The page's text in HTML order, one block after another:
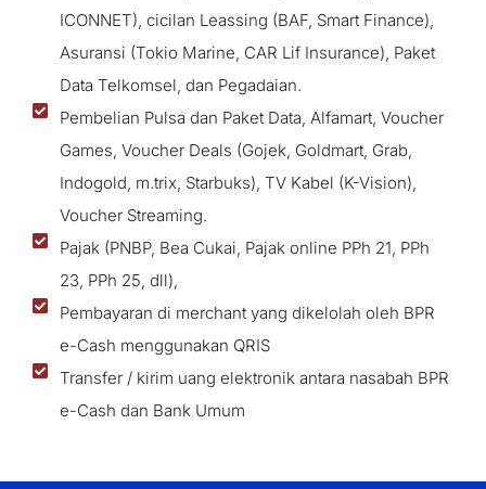
ICONNET), cicilan Leassing (BAF, Smart Finance),
Asuransi (Tokio Marine, CAR Lif Insurance), Paket
Data Telkomsel, dan Pegadaian.
Pembelian Pulsa dan Paket Data, Alfamart, Voucher
Games, Voucher Deals (Gojek, Goldmart, Grab,
Indogold, m.trix, Starbuks), TV Kabel (K-Vision),
Voucher Streaming.
Pajak (PNBP, Bea Cukai, Pajak online PPh 21, PPh
23, PPh 25, dll),
Pembayaran di merchant yang dikelolah oleh BPR
e-Cash menggunakan QRIS
Transfer / kirim uang elektronik antara nasabah BPR
e-Cash dan Bank Umum